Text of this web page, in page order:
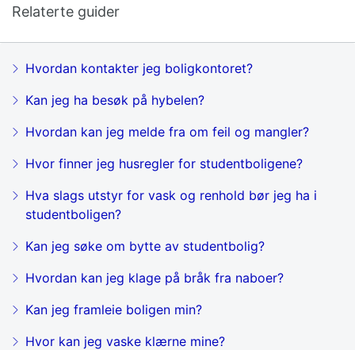
Relaterte guider
Hvordan kontakter jeg boligkontoret?
Kan jeg ha besøk på hybelen?
Hvordan kan jeg melde fra om feil og mangler?
Hvor finner jeg husregler for studentboligene?
Hva slags utstyr for vask og renhold bør jeg ha i
studentboligen?
Kan jeg søke om bytte av studentbolig?
Hvordan kan jeg klage på bråk fra naboer?
Kan jeg framleie boligen min?
Hvor kan jeg vaske klærne mine?